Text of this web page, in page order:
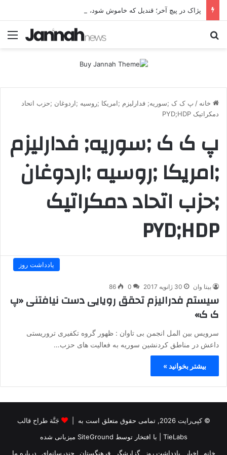
خانه / پ ک ک ;سوریه; فدارلیزم ;امریکا ;روسیه ;اردوغان ;حزب اتحاد
دمکراتیک PYD;HDP
پ ک ک ;سوریه; فدارلیزم
;امریکا ;روسیه ;اردوغان
;حزب اتحاد دمکراتیک
PYD;HDP
یادداشت روز
بیتا وان 30 ژانویه 2017 0
86
سیستم فدرالیزم تحقق رویایی دست نیافتنی «پ
ک ک»
سرویس بین المل انجمن بی تاوان : ظهور گروه تکفیری تروریستی
داعش در مناطق کردنشین سوریه به فعالیت های حزب…
بیشتر بخوانید »
© کپی‌رایت 2026, تمامی حقوق متعلق است به |
جَنَّة طراح قالب
TieLabs | با افتخار توسط SiteGround میزبانی شده
خانه
اخبار یادداشت روز گزارشگر فرهنگستان چندرسانه‌ای درباره ما